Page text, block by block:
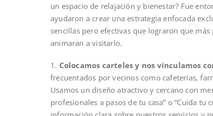
un espacio de relajación y bienestar? Fue
ayudaron a crear una estrategia enfocada
sencillas pero efectivas que lograron que
animaran a visitarlo.
1. Colocamos carteles y nos vinculamos
frecuentados por vecinos como cafeterías,
Usamos un diseño atractivo y cercano con
profesionales a pasos de tu casa” o “Cuida